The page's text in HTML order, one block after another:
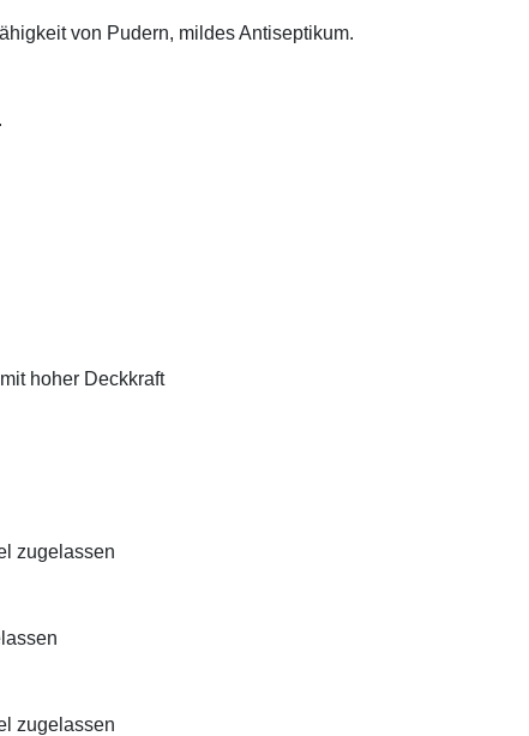
von Pudern, mildes Antiseptikum.
hoher Deckkraft
zugelassen
zugelassen